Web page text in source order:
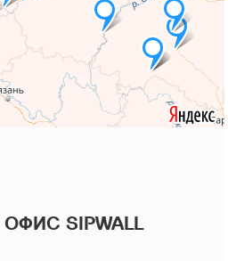
SIPWALL